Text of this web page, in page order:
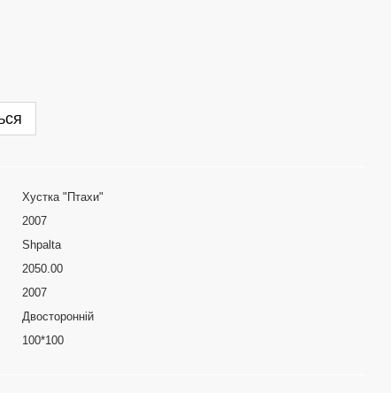
Хустка "Птахи"
2007
Shpalta
2050.00
2007
Двосторонній
100*100